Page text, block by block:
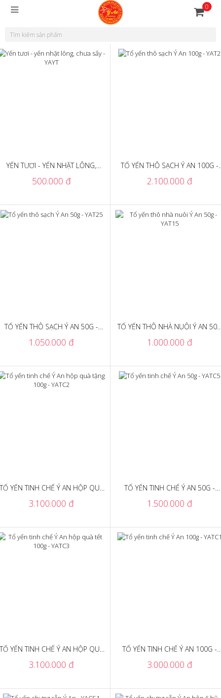
0
YẾN TƯƠI - YẾN NHẶT LÔNG,
500.000 đ
TỔ YẾN THÔ SẠCH Ý AN 100G -
2.100.000 đ
TỔ YẾN THÔ SẠCH Ý AN 50G -
1.050.000 đ
TỔ YẾN THÔ NHÀ NUÔI Ý AN
1.000.000 đ
YẾN TINH CHẾ Ý AN HỘP QUÀ
3.100.000 đ
TỔ YẾN TINH CHẾ Ý AN 50G -
1.500.000 đ
YẾN TINH CHẾ Ý AN HỘP QUÀ
3.100.000 đ
TỔ YẾN TINH CHẾ Ý AN 100G -
3.000.000 đ